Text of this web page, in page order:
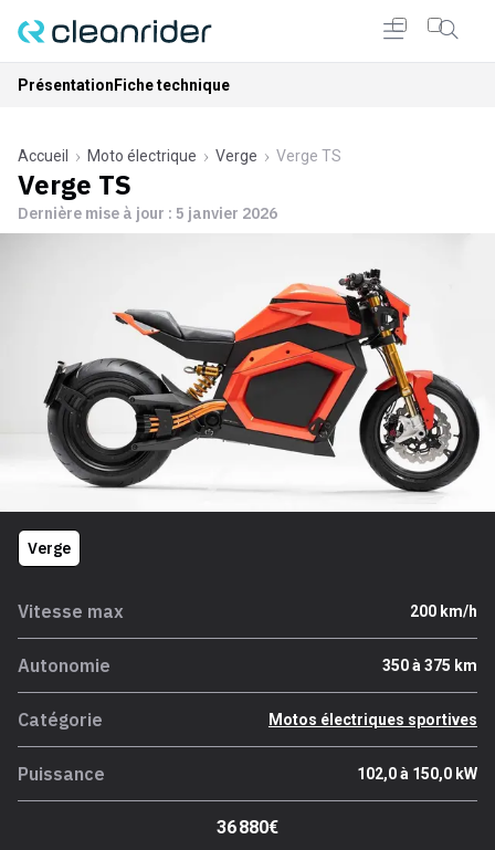
Présentation Fiche technique
Accueil Moto électrique Verge Verge TS
Verge TS
Dernière mise à jour : 5 janvier 2026
Verge
Vitesse max 200 km/h
Autonomie 350 à 375 km
Catégorie Motos électriques sportives
Puissance 102,0 à 150,0 kW
36 880€